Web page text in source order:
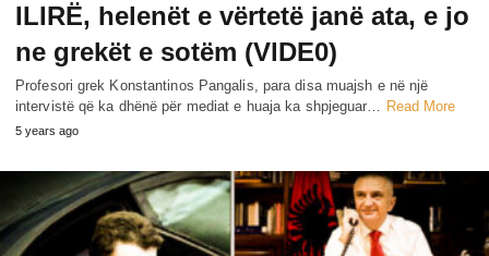
ILIRË, helenët e vërtetë janë ata, e jo
ne grekët e sotëm (VlDE0)
Profesori grek Konstantinos Pangalis, para disa muajsh e në një
intervistë që ka dhënë për mediat e huaja ka shpjeguar… Read More
5 years ago